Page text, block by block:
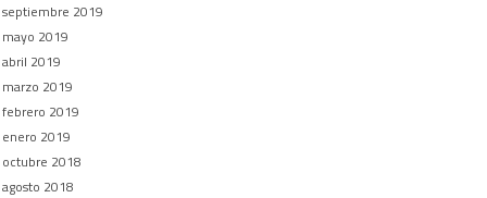
septiembre 2019
mayo 2019
abril 2019
marzo 2019
febrero 2019
enero 2019
octubre 2018
agosto 2018